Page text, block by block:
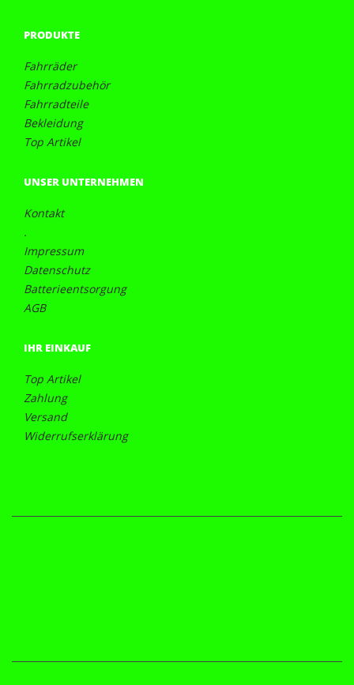
PRODUKTE
Fahrräder
Fahrradzubehör
Fahrradteile
Bekleidung
Top Artikel
UNSER UNTERNEHMEN
Kontakt
.
Impressum
Datenschutz
Batterieentsorgung
AGB
IHR EINKAUF
Top Artikel
Zahlung
Versand
Widerrufserklärung